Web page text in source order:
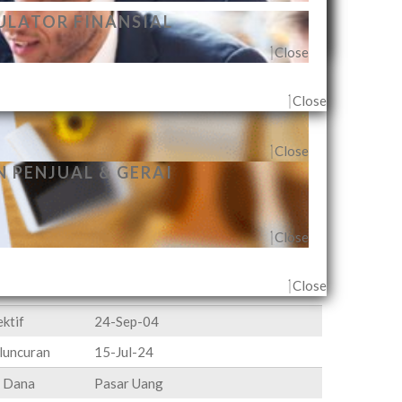
Close
INDIVIDUAL
Close
PENJUAL & GERAI
Close
Close
FINANSIAL
Close
Close
awal tahun Sejak peluncuran
- + 86.02%
24-Sep-04
15-Jul-24
Dana
Pasar Uang